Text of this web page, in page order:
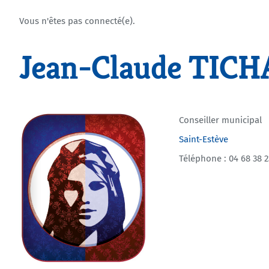
Vous n'êtes pas connecté(e).
Jean-Claude
Conseiller municipal
Saint-Estève
Téléphone : 04 68 38